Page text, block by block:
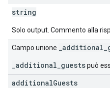
string
Solo output. Commento alla
Campo unione
_additional_guestspuò
additionalGuests